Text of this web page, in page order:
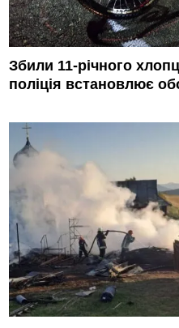
Збили 11-річного
поліція встановлює